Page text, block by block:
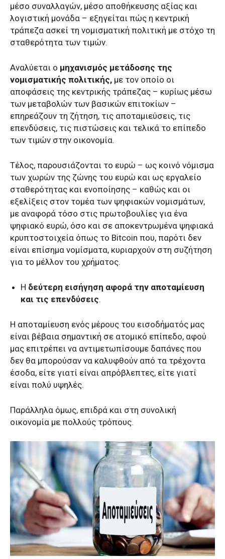
μέσο συναλλαγών, μέσο αποθήκευσης αξίας και
λογιστική μονάδα – εξηγείται πώς η κεντρική
τράπεζα ασκεί τη νομισματική πολιτική με στόχο τη
σταθερότητα των τιμών.
Αναλύεται ο μηχανισμός μετάδοσης της
νομισματικής πολιτικής, με τον οποίο οι
αποφάσεις της κεντρικής τράπεζας – κυρίως μέσω
των μεταβολών των βασικών επιτοκίων –
επηρεάζουν τη ζήτηση, τις αποταμιεύσεις, τις
επενδύσεις, τις πιστώσεις και τελικά το επίπεδο
των τιμών στην οικονομία.
Τέλος, παρουσιάζονται το ευρώ – ως κοινό νόμισμα
των χωρών της ζώνης του ευρώ και ως εργαλείο
σταθερότητας και ενοποίησης – καθώς και οι
εξελίξεις στον τομέα των ψηφιακών νομισμάτων,
με αναφορά τόσο στις πρωτοβουλίες για ένα
ψηφιακό ευρώ, όσο και σε αποκεντρωμένα ψηφιακά
κρυπτοστοιχεία όπως το Bitcoin που, παρότι δεν
είναι επίσημα νομίσματα, κυριαρχούν στη συζήτηση
για το μέλλον του χρήματος.
Η δεύτερη εισήγηση αφορά την αποταμίευση
και τις επενδύσεις.
Η αποταμίευση ενός μέρους του εισοδήματός μας
είναι βέβαια σημαντική σε ατομικό επίπεδο, αφού
μας επιτρέπει να αντιμετωπίσουμε δαπάνες που
δεν θα μπορούσαν να καλυφθούν από τα τρέχοντα
έσοδα, είτε γιατί είναι απρόβλεπτες, είτε γιατί
είναι πολύ υψηλές.
Παράλληλα όμως, επιδρά και στη συνολική
οικονομία με πολλούς τρόπους.